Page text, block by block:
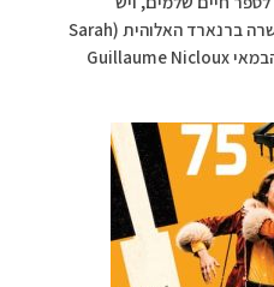
סרטים שבוחרים ללכוד רוח. שרה ברנארד האלוהית (Sarah
Bernhardt, La Divine) של הבמאי Guillaume Nicloux